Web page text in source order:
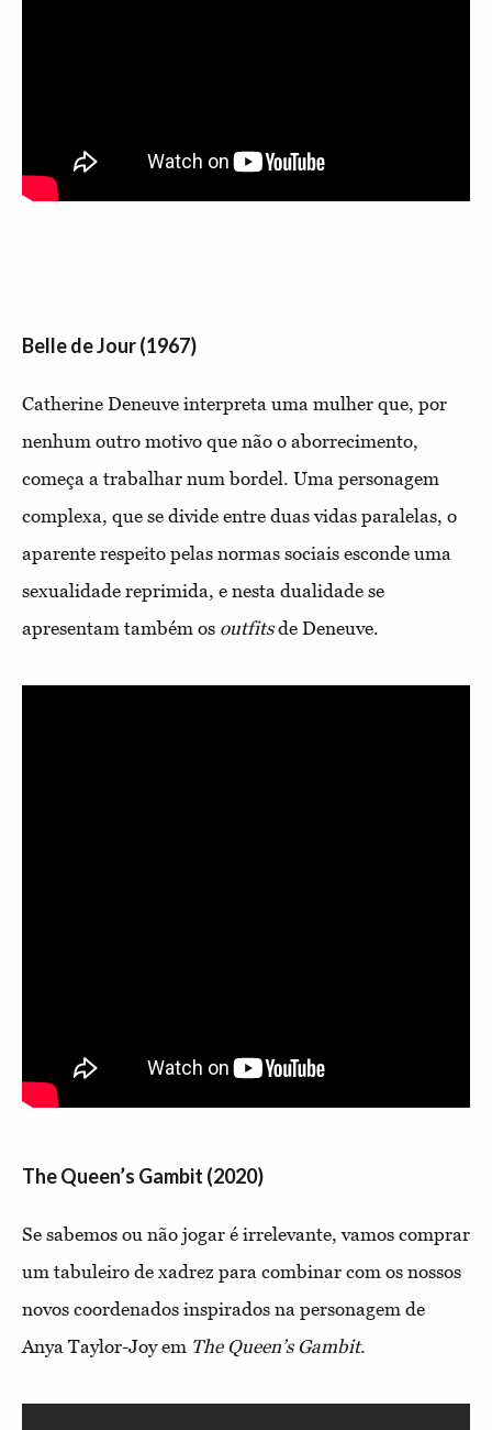
Belle de Jour (1967)
Catherine Deneuve interpreta uma mulher que, por
nenhum outro motivo que não o aborrecimento,
começa a trabalhar num bordel. Uma personagem
complexa, que se divide entre duas vidas paralelas, o
aparente respeito pelas normas sociais esconde uma
sexualidade reprimida, e nesta dualidade se
apresentam também os outfitsde Deneuve.
The Queen’s Gambit (2020)
Se sabemos ou não jogar é irrelevante, vamos comprar
um tabuleiro de xadrez para combinar com os nossos
novos coordenados inspirados na personagem de
Anya Taylor-Joy em The Queen’s Gambit.